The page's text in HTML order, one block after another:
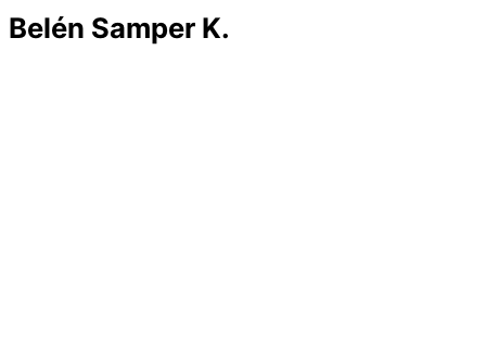
Belén Samper K.